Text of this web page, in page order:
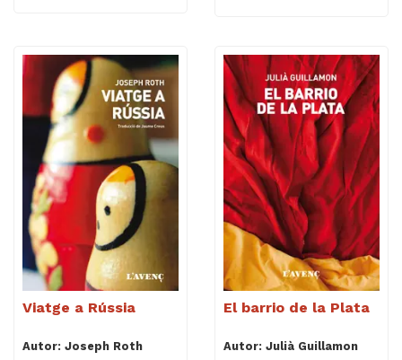
Viatge a Rússia
Autor: Joseph Roth
El barrio de la Plata
Autor: Julià Guillamon